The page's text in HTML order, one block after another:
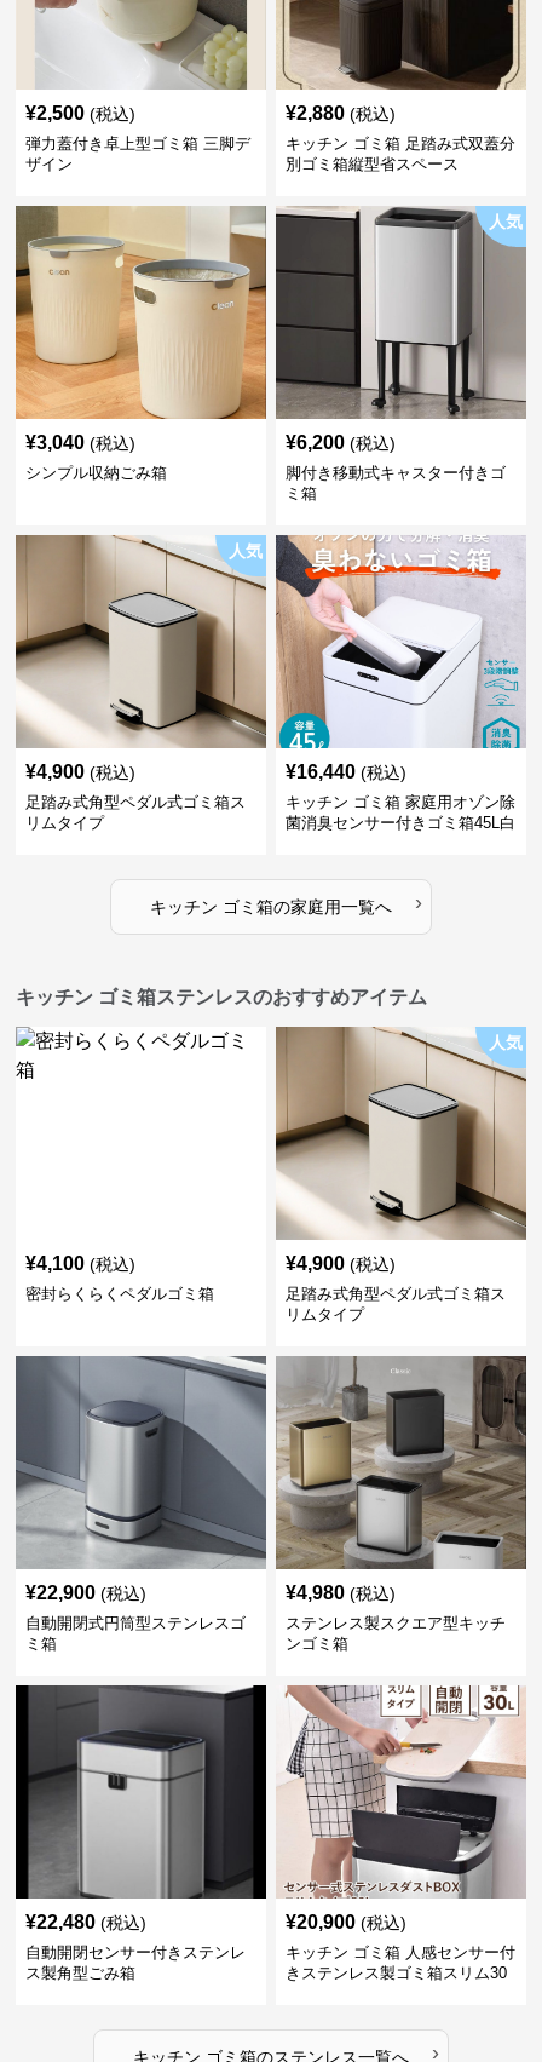
¥2,500 (税込)
弾力蓋付き卓上型ゴミ箱 三脚デ
ザイン
¥2,880 (税込)
キッチン ゴミ箱 足踏み式双蓋分
別ゴミ箱縦型省スペース
¥3,040 (税込)
シンプル収納ごみ箱
人気
¥6,200 (税込)
脚付き移動式キャスター付きゴ
ミ箱
人気
¥4,900 (税込)
足踏み式角型ペダル式ゴミ箱ス
リムタイプ
¥16,440 (税込)
キッチン ゴミ箱 家庭用オゾン除
菌消臭センサー付きゴミ箱45L白
キッチン ゴミ箱の家庭用一覧へ ›
キッチン ゴミ箱ステンレスのおすすめアイテム
¥4,100 (税込)
密封らくらくペダルゴミ箱
人気
¥4,900 (税込)
足踏み式角型ペダル式ゴミ箱ス
リムタイプ
¥22,900 (税込)
自動開閉式円筒型ステンレスゴ
ミ箱
¥4,980 (税込)
ステンレス製スクエア型キッチ
ンゴミ箱
¥22,480 (税込)
自動開閉センサー付きステンレ
ス製角型ごみ箱
¥20,900 (税込)
キッチン ゴミ箱 人感センサー付
きステンレス製ゴミ箱スリム30
キッチン ゴミ箱のステンレス一覧へ ›